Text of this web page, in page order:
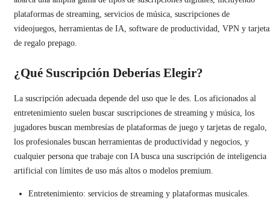
plataformas de streaming, servicios de música, suscripciones de
videojuegos, herramientas de IA, software de productividad, VPN y
de regalo prepago.
¿Qué Suscripción Deberías Elegir?
La suscripción adecuada depende del uso que le des. Los aficionados al
entretenimiento suelen buscar suscripciones de streaming y música, los
jugadores buscan membresías de plataformas de juego y tarjetas de regalo,
los profesionales buscan herramientas de productividad y negocios, y
cualquier persona que trabaje con IA busca una suscripción de inteligencia
artificial con límites de uso más altos o modelos premium.
Entretenimiento: servicios de streaming y plataformas musicales.